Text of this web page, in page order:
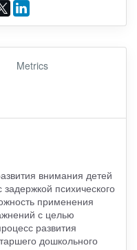
Metrics
внимания детей
психического
применения
с целью
развития
дошкольного